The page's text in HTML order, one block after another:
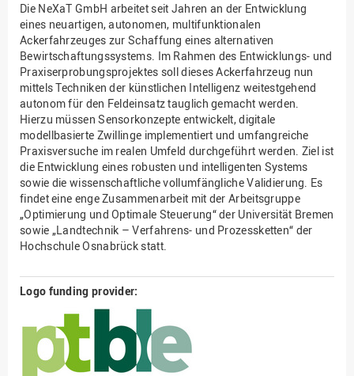
Die NeXaT GmbH arbeitet seit Jahren an der Entwicklung
eines neuartigen, autonomen, multifunktionalen
Ackerfahrzeuges zur Schaffung eines alternativen
Bewirtschaftungssystems. Im Rahmen des Entwicklungs- und
Praxiserprobungsprojektes soll dieses Ackerfahrzeug nun
mittels Techniken der künstlichen Intelligenz weitestgehend
autonom für den Feldeinsatz tauglich gemacht werden.
Hierzu müssen Sensorkonzepte entwickelt, digitale
modellbasierte Zwillinge implementiert und umfangreiche
Praxisversuche im realen Umfeld durchgeführt werden. Ziel ist
die Entwicklung eines robusten und intelligenten Systems
sowie die wissenschaftliche vollumfängliche Validierung. Es
findet eine enge Zusammenarbeit mit der Arbeitsgruppe
„Optimierung und Optimale Steuerung“ der Universität Bremen
sowie „Landtechnik – Verfahrens- und Prozessketten“ der
Hochschule Osnabrück statt.
Logo funding provider: